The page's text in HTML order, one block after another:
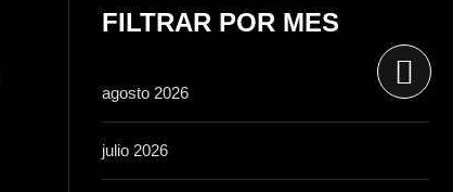
FILTRAR POR MES
agosto 2026
julio 2026